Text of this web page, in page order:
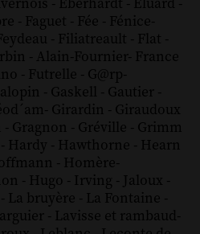
- Eberhardt - Eluard -
- Faguet - Fée - Fénice-
- Filiatreault - Flat -
- Alain-Fournier- France
- Futrelle - G@rp-
- Gaskell - Gautier -
- Girardin - Giraudoux
- Gragnon - Gréville - Grimm
- Hardy - Hawthorne - Hearn
- Homère-
- Hugo - Irving - Jaloux -
- La bruyère - La Fontaine -
- Lavisse et rambaud-